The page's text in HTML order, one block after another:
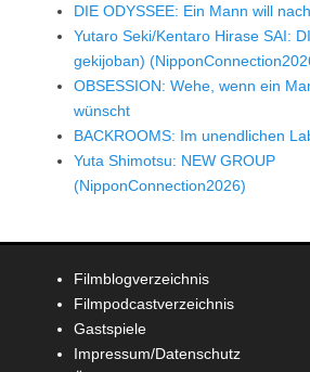
DIE ODYSSEE: Ein Mann will
Yutaro Seki/Kentaro Hirase SAI:
gekijoban)
OBSESSION: Wehe, wenn ein
wünscht
BACKROOMS: Im unendlichen
Yuta Shimotsu: NEW GROUP
(NipponConnection2026)
Filmblogverzeichnis
Filmpodcastverzeichnis
Gastspiele
Impressum/Datenschutz